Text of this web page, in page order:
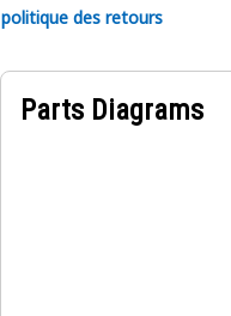
politique des retours
Parts Diagrams